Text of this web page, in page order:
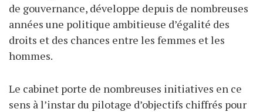
de gouvernance, développe depuis de nombreuses
années une politique ambitieuse d’égalité des
droits et des chances entre les femmes et les
hommes.
Le cabinet porte de nombreuses initiatives en ce
sens à l’instar du pilotage d’objectifs chiffrés pour